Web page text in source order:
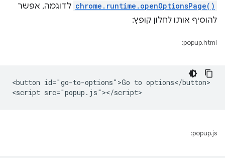
chrome.runtime.openOptionsPage() לדוגמה, אפשר
להוסיף אותו לחלון קופץ:
popup.html:
<button id="go-to-options">Go to options</button>
popup.js: